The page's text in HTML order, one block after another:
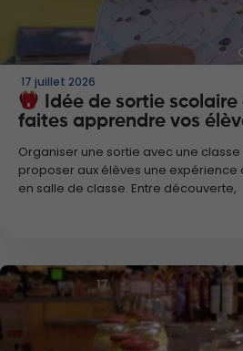
17 juillet 2026
Idée de sortie
faites apprendre vos
Organiser une sortie avec une
proposer aux élèves une
en salle de classe. Entre découverte,